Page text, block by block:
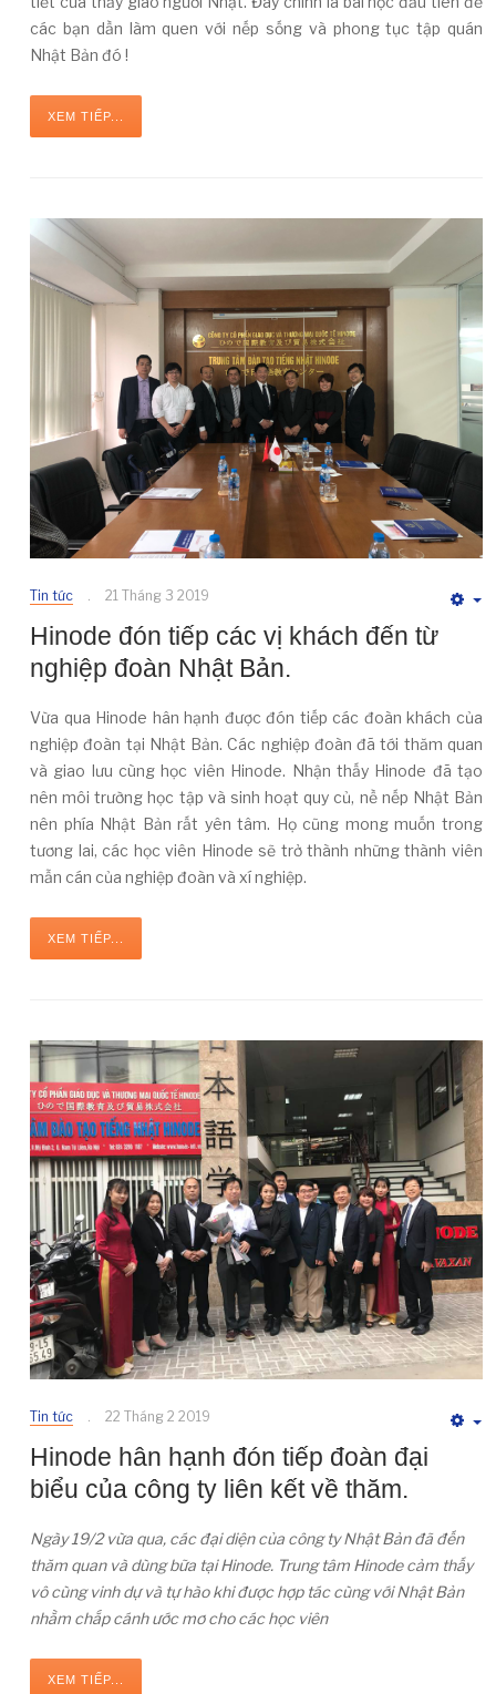
các bạn dần làm quen với nếp sống và phong tục tập quán
Nhật Bản đó !
XEM TIẾP...
Tin tức 21 Tháng 3 2019
Hinode đón tiếp các vị khách đến từ
nghiệp đoàn Nhật Bản.
Vừa qua Hinode hân hạnh được đón tiếp các đoàn khách của
nghiệp đoàn tại Nhật Bản. Các nghiệp đoàn đã tới thăm quan
và giao lưu cùng học viên Hinode. Nhận thấy Hinode đã tạo
nên môi trường học tập và sinh hoạt quy củ, nề nếp Nhật Bản
nên phía Nhật Bản rất yên tâm. Họ cũng mong muốn trong
tương lai, các học viên Hinode sẽ trở thành những thành viên
mẫn cán của nghiệp đoàn và xí nghiệp.
XEM TIẾP...
Tin tức 22 Tháng 2 2019
Hinode hân hạnh đón tiếp đoàn đại
biểu của công ty liên kết về thăm.
Ngày 19/2 vừa qua, các đại diện của công ty Nhật Bản đã đến
thăm quan và dùng bữa tại Hinode. Trung tâm Hinode cảm thấy
vô cùng vinh dự và tự hào khi được hợp tác cùng với Nhật Bản
nhằm chắp cánh ước mơ cho các học viên
XEM TIẾP...